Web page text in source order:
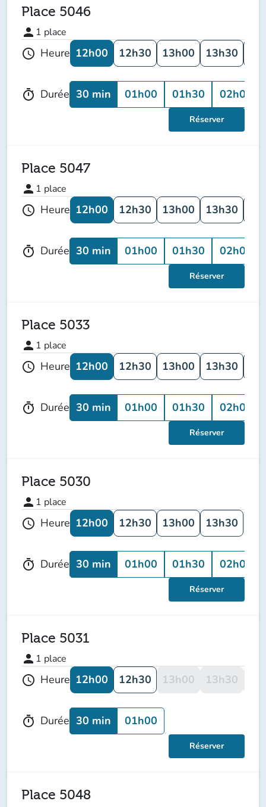
Place 5046
person 1 place
schedule Heure 12h00 12h30 13h00 13h30
timer Durée 30 min 01h00 01h30 02h00
Réserver
Place 5047
person 1 place
schedule Heure 12h00 12h30 13h00 13h30
timer Durée 30 min 01h00 01h30 02h00
Réserver
Place 5033
person 1 place
schedule Heure 12h00 12h30 13h00 13h30
timer Durée 30 min 01h00 01h30 02h00
Réserver
Place 5030
person 1 place
schedule Heure 12h00 12h30 13h00 13h30
timer Durée 30 min 01h00 01h30 02h00
Réserver
Place 5031
person 1 place
schedule Heure 12h00 12h30 13h00 13h30
timer Durée 30 min 01h00
Réserver
Place 5048